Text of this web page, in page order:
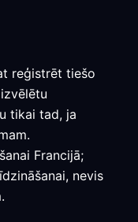
reģistrēt tiešo
tikai tad, ja
Francijā;
nevis